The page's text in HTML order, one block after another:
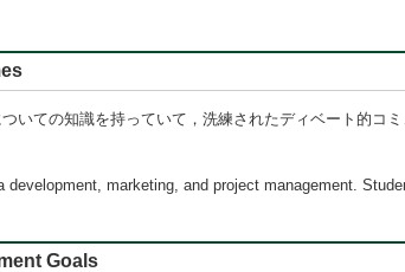
いての知識を持っていて，洗練されたディベート的コ
marketing, and project management.
Goals